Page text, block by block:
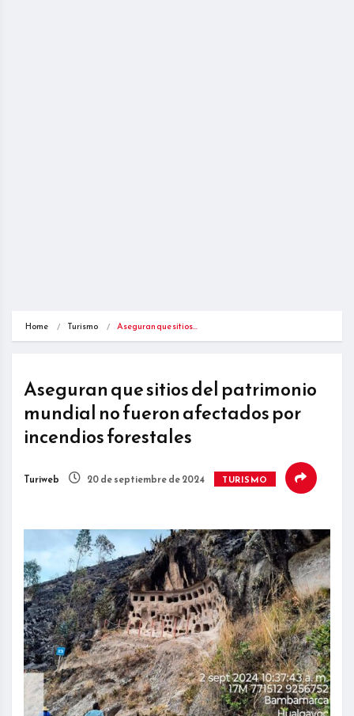
Home Turismo Aseguran que sitios…
Aseguran que sitios del patrimonio
mundial no fueron afectados por
incendios forestales
Turiweb 20 de septiembre de 2024 TURISMO